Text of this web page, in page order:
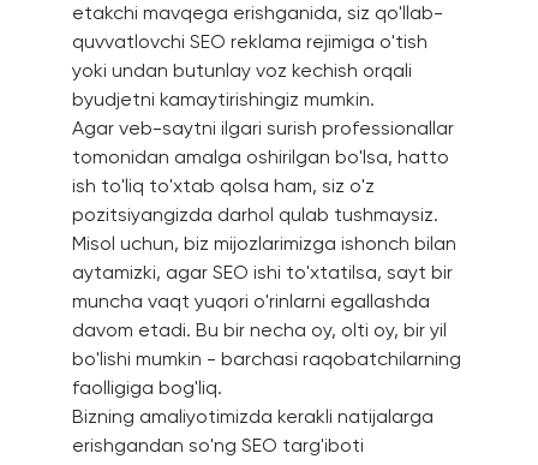
etakchi mavqega erishganida, siz qo'llab-
quvvatlovchi SEO reklama rejimiga o'tish
yoki undan butunlay voz kechish orqali
byudjetni kamaytirishingiz mumkin.
Agar veb-saytni ilgari surish professionallar
tomonidan amalga oshirilgan bo'lsa, hatto
ish to'liq to'xtab qolsa ham, siz o'z
pozitsiyangizda darhol qulab tushmaysiz.
Misol uchun, biz mijozlarimizga ishonch bilan
aytamizki, agar SEO ishi to'xtatilsa, sayt bir
muncha vaqt yuqori o'rinlarni egallashda
davom etadi. Bu bir necha oy, olti oy, bir yil
bo'lishi mumkin - barchasi raqobatchilarning
faolligiga bog'liq.
Bizning amaliyotimizda kerakli natijalarga
erishgandan so'ng SEO targ'iboti